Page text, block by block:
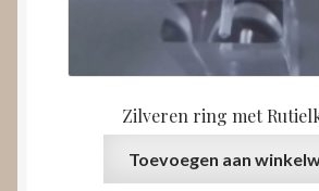
Zilveren ring met
Toevoegen aan